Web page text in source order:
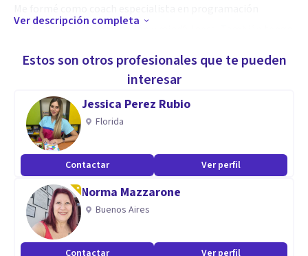
neurolingüística, meditación y mindfulness. También tengo
Soy una profesional formada en Psicología Clinica y
Educativa, especializada en psicología positiva y dialéctica-
conductual. Consultora en gestión de recursos humanos y
gestión del conocimiento.
Ver descripción completa
Estos son otros profesionales que te pueden
interesar
Jessica Perez Rubio
Florida
Contactar Ver perfil
Norma Mazzarone
Buenos Aires
Contactar Ver perfil